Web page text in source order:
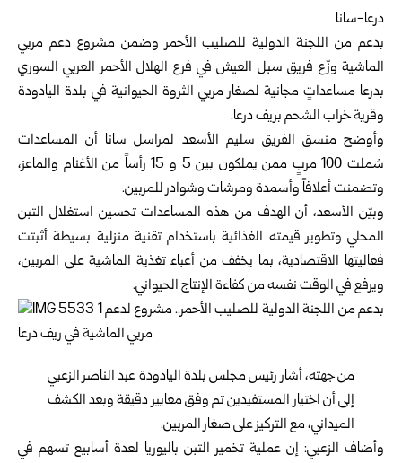
درعا-سانا
بدعم من اللجنة الدولية للصليب الأحمر وضمن مشروع دعم مربي
الماشية وزّع فريق سبل العيش في فرع الهلال الأحمر العربي السوري
بدرعا مساعداتٍ مجانية لصغار مربي الثروة الحيوانية في بلدة اليادودة
وقرية خراب الشحم بريف درعا.
وأوضح منسق الفريق سليم الأسعد لمراسل سانا أن المساعدات
شملت 100 مربٍ ممن يملكون بين 5 و 15 رأساً من الأغنام والماعز،
وتضمنت أعلافاً وأسمدة ومرشات وشوادر للمربين.
وبيّن الأسعد، أن الهدف من هذه المساعدات تحسين استغلال التبن
المحلي وتطوير قيمته الغذائية باستخدام تقنية منزلية بسيطة أثبتت
فعاليتها الاقتصادية، بما يخفف من أعباء تغذية الماشية على المربين،
ويرفع في الوقت نفسه من كفاءة الإنتاج الحيواني.
من جهته، أشار رئيس مجلس بلدة اليادودة عبد الناصر الزعبي
إلى أن اختيار المستفيدين تم وفق معايير دقيقة وبعد الكشف
الميداني، مع التركيز على صغار المربين.
وأضاف الزعبي: إن عملية تخمير التبن باليوريا لعدة أسابيع تسهم في